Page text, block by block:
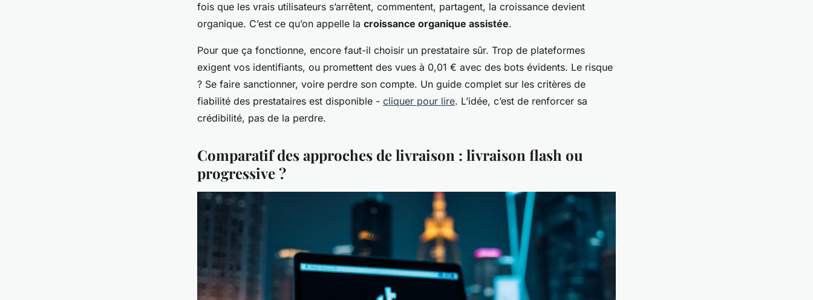
fois que les vrais utilisateurs s’arrêtent, commentent, partagent, la croissance devient
organique. C’est ce qu’on appelle la croissance organique assistée.
Pour que ça fonctionne, encore faut-il choisir un prestataire sûr. Trop de plateformes
exigent vos identifiants, ou promettent des vues à 0,01 € avec des bots évidents. Le risque
? Se faire sanctionner, voire perdre son compte. Un guide complet sur les critères de
fiabilité des prestataires est disponible - cliquer pour lire. L’idée, c’est de renforcer sa
crédibilité, pas de la perdre.
Comparatif des approches de livraison : livraison flash ou
progressive ?